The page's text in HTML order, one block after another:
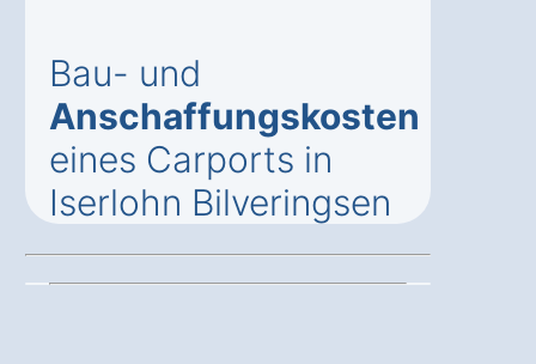
Bau- und
Anschaffungskosten
eines Carports in
Iserlohn Bilveringsen